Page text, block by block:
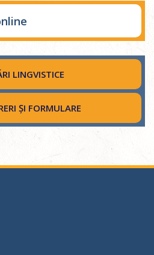
LINGVISTICE
ȘI FORMULARE